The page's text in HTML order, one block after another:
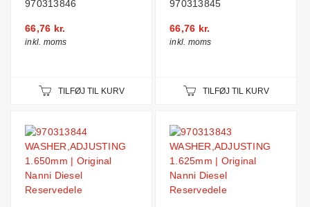
970313846
66,76 kr.
inkl. moms
TILFØJ TIL KURV
970313845
66,76 kr.
inkl. moms
TILFØJ TIL KURV